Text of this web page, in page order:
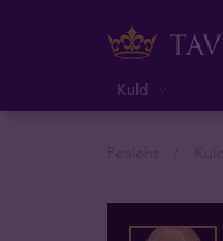
Kuld